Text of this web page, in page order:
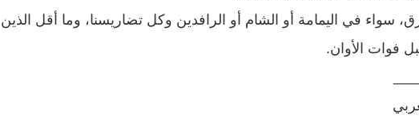
سواء في اليمامة أو الشام أو الرافدين وكل تضاريسنا، وما أقل الذين
فوات الأوان.